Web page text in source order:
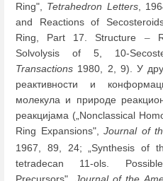
Ring", Tetrahedron Letters,
and Reactions of
Ring, Part 17. Structure –
Solvolysis of 5, 10-
Transactions 1980, 2, 9). У
реактивности и
молекула и природе
реакцијама („Nonclassical
Ring Expansions",Journal of
1967, 89, 24; „Synthesis of
tetradecan 11-ols.